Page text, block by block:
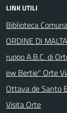
LINK UTILI
Biblioteca
ORDINE DI
ruppo A.B.C. di
ew Bertie" Orte
Ottava de Santo
Visita Orte